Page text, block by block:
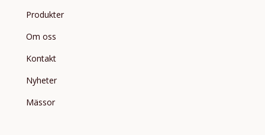
Produkter
Om oss
Kontakt
Nyheter
Mässor